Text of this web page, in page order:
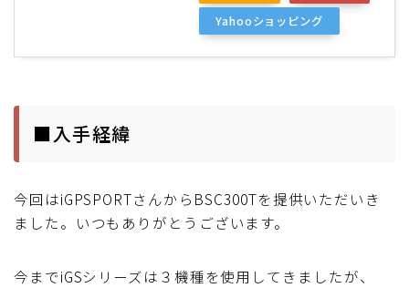
Yahooショッピング
■入手経緯
今回はiGPSPORTさんからBSC300Tを提供いただいき
ました。いつもありがとうございます。
今までiGSシリーズは３機種を使用してきましたが、